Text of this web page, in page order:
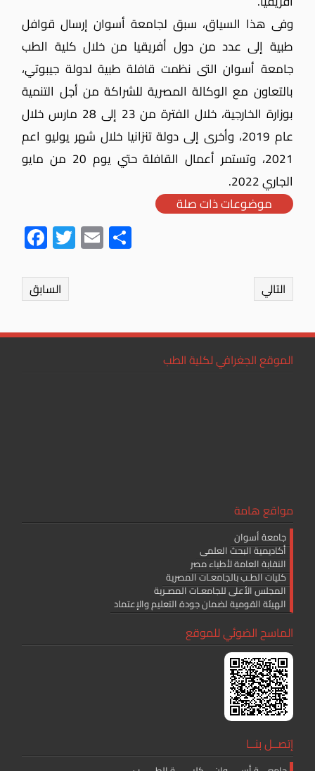
وفى هذا السياق، سبق لجامعة أسوان إرسال قوافل
طبية إلى عدد من دول أفريقيا من خلال كلية الطب
جامعة أسوان التى نظمت قافلة طبية لدولة جيبوتي،
بالتعاون مع الوكالة المصرية للشراكة من أجل التنمية
بوزارة الخارجية، خلال الفترة من 23 إلى 28 مارس خلال
عام 2019، وأخرى إلى دولة تنزانيا خلال شهر يوليو اعم
2021، وتستمر أعمال القافلة حتي يوم 20 من مايو
الجاري 2022.
موضوعات ذات صلة
Fac
ok
Twit
Ema
السابق التالي
الموقع الجغرافي لكلية الطب
مواقع هامة
جامعة أسوان
أكاديمية البحث العلمى
النقابة العامة لأطباء مصر
كليات الطـب بالجامعـات المصرية
المجلس الأعلى للجامعـات المصـرية
الهيئة القومية لضمان جودة التعليم والإعتماد
الماسح الضوئي للموقع
إتصــل بنــا